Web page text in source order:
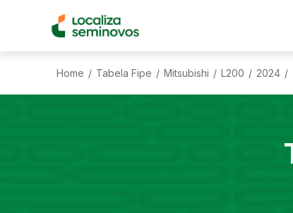
Home / Tabela Fipe / Mitsubishi / L200 / 2024 /